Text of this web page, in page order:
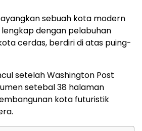
sebuah kota modern
dengan pelabuhan
cerdas, berdiri di atas puing-
setelah Washington Post
setebal 38 halaman
kota futuristik